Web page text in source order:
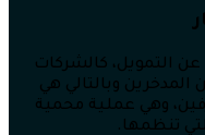
التمويل، كالشركات
وبالتالي هي
وهي عملية محمية
تنظمها.